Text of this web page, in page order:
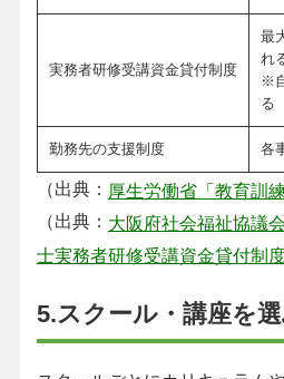
実務者研修受講資金貸付制度
最
れ
※
る
勤務先の支援制度 各
（出典： 厚生労働省「教育訓
（出典： 大阪府社会福祉協議
士実務者研修受講資金貸付制度
5.スクール・講座を